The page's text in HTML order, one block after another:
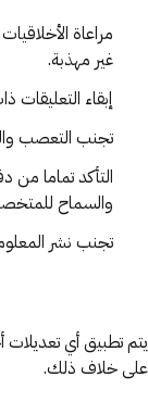
مراعاة
غير مهذبة.
إبقاء التعليقات
تجنب التعصب
التأكد تماما من
والسماح
تجنب نشر
يتم تطبيق أي
على خلاف ذلك.